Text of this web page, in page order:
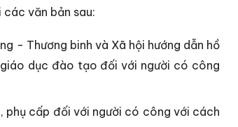
văn bản sau:
- Thương binh và Xã hội hướng dẫn hồ
dục đào tạo đối với người có công
cấp đối với người có công với cách